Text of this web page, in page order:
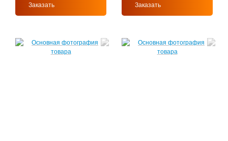
Заказать Заказать